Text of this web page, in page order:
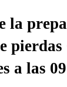
la
a las